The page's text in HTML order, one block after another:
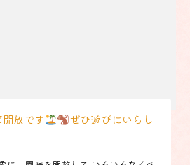
放です
ぜひ遊びにいらし